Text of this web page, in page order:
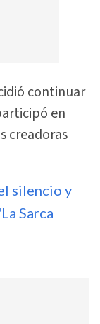
continuar
en
creadoras
silencio y
Sarca